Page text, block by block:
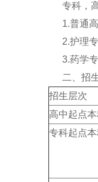
专科，高
1.普通高
2.护理专
3.药学专
二、招生
招生层次
高中起点
专科起点